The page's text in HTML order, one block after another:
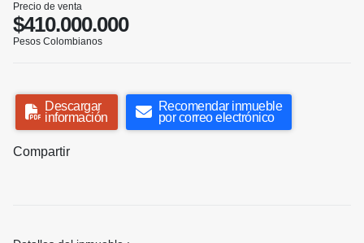
Precio de venta
$410.000.000
Pesos Colombianos
Descargar
información
Recomendar inmueble
por correo electrónico
Compartir